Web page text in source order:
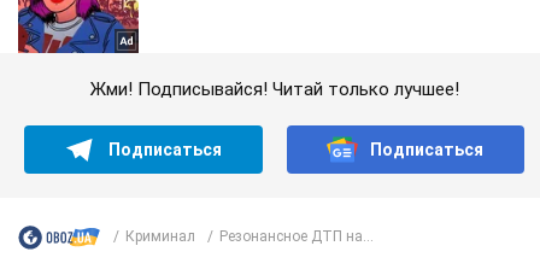
Жми! Подписывайся! Читай только лучшее!
Подписаться Подписаться
Криминал Резонансное ДТП на...